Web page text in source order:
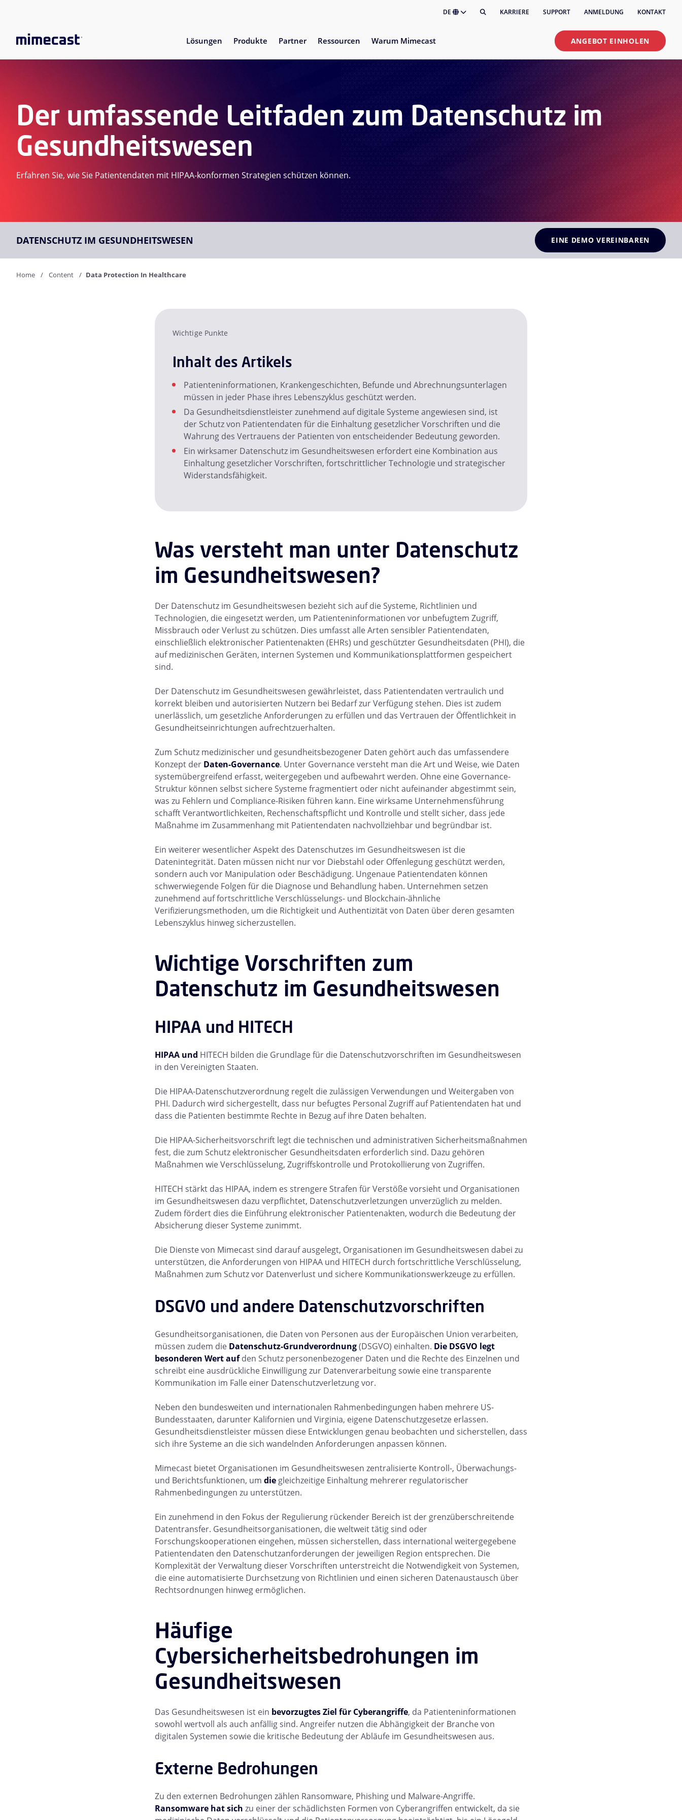
DE KARRIERE SUPPORT ANMELDUNG KONTAKT
Lösungen Produkte Partner Ressourcen Warum Mimecast ANGEBOT EINHOLEN
Der umfassende Leitfaden zum Datenschutz im
Gesundheitswesen
Erfahren Sie, wie Sie Patientendaten mit HIPAA-konformen Strategien schützen können.
DATENSCHUTZ IM GESUNDHEITSWESEN EINE DEMO VEREINBAREN
Home Content Data Protection In Healthcare
Wichtige Punkte
Inhalt des Artikels
Patienteninformationen, Krankengeschichten, Befunde und Abrechnungsunterlagen
müssen in jeder Phase ihres Lebenszyklus geschützt werden.
Da Gesundheitsdienstleister zunehmend auf digitale Systeme angewiesen sind, ist
der Schutz von Patientendaten für die Einhaltung gesetzlicher Vorschriften und die
Wahrung des Vertrauens der Patienten von entscheidender Bedeutung geworden.
Ein wirksamer Datenschutz im Gesundheitswesen erfordert eine Kombination aus
Einhaltung gesetzlicher Vorschriften, fortschrittlicher Technologie und strategischer
Widerstandsfähigkeit.
Was versteht man unter Datenschutz
im Gesundheitswesen?
Der Datenschutz im Gesundheitswesen bezieht sich auf die Systeme, Richtlinien und
Technologien, die eingesetzt werden, um Patienteninformationen vor unbefugtem Zugriff,
Missbrauch oder Verlust zu schützen. Dies umfasst alle Arten sensibler Patientendaten,
einschließlich elektronischer Patientenakten (EHRs) und geschützter Gesundheitsdaten (PHI), die
auf medizinischen Geräten, internen Systemen und Kommunikationsplattformen gespeichert
sind.
Der Datenschutz im Gesundheitswesen gewährleistet, dass Patientendaten vertraulich und
korrekt bleiben und autorisierten Nutzern bei Bedarf zur Verfügung stehen. Dies ist zudem
unerlässlich, um gesetzliche Anforderungen zu erfüllen und das Vertrauen der Öffentlichkeit in
Gesundheitseinrichtungen aufrechtzuerhalten.
Zum Schutz medizinischer und gesundheitsbezogener Daten gehört auch das umfassendere
Konzept der Daten-Governance. Unter Governance versteht man die Art und Weise, wie Daten
systemübergreifend erfasst, weitergegeben und aufbewahrt werden. Ohne eine Governance-
Struktur können selbst sichere Systeme fragmentiert oder nicht aufeinander abgestimmt sein,
was zu Fehlern und Compliance-Risiken führen kann. Eine wirksame Unternehmensführung
schafft Verantwortlichkeiten, Rechenschaftspflicht und Kontrolle und stellt sicher, dass jede
Maßnahme im Zusammenhang mit Patientendaten nachvollziehbar und begründbar ist.
Ein weiterer wesentlicher Aspekt des Datenschutzes im Gesundheitswesen ist die
Datenintegrität. Daten müssen nicht nur vor Diebstahl oder Offenlegung geschützt werden,
sondern auch vor Manipulation oder Beschädigung. Ungenaue Patientendaten können
schwerwiegende Folgen für die Diagnose und Behandlung haben. Unternehmen setzen
zunehmend auf fortschrittliche Verschlüsselungs- und Blockchain-ähnliche
Verifizierungsmethoden, um die Richtigkeit und Authentizität von Daten über deren gesamten
Lebenszyklus hinweg sicherzustellen.
Wichtige Vorschriften zum
Datenschutz im Gesundheitswesen
HIPAA und HITECH
HIPAA und HITECH bilden die Grundlage für die Datenschutzvorschriften im Gesundheitswesen
in den Vereinigten Staaten.
Die HIPAA-Datenschutzverordnung regelt die zulässigen Verwendungen und Weitergaben von
PHI. Dadurch wird sichergestellt, dass nur befugtes Personal Zugriff auf Patientendaten hat und
dass die Patienten bestimmte Rechte in Bezug auf ihre Daten behalten.
Die HIPAA-Sicherheitsvorschrift legt die technischen und administrativen Sicherheitsmaßnahmen
fest, die zum Schutz elektronischer Gesundheitsdaten erforderlich sind. Dazu gehören
Maßnahmen wie Verschlüsselung, Zugriffskontrolle und Protokollierung von Zugriffen.
HITECH stärkt das HIPAA, indem es strengere Strafen für Verstöße vorsieht und Organisationen
im Gesundheitswesen dazu verpflichtet, Datenschutzverletzungen unverzüglich zu melden.
Zudem fördert dies die Einführung elektronischer Patientenakten, wodurch die Bedeutung der
Absicherung dieser Systeme zunimmt.
Die Dienste von Mimecast sind darauf ausgelegt, Organisationen im Gesundheitswesen dabei zu
unterstützen, die Anforderungen von HIPAA und HITECH durch fortschrittliche Verschlüsselung,
Maßnahmen zum Schutz vor Datenverlust und sichere Kommunikationswerkzeuge zu erfüllen.
DSGVO und andere Datenschutzvorschriften
Gesundheitsorganisationen, die Daten von Personen aus der Europäischen Union verarbeiten,
müssen zudem die Datenschutz-Grundverordnung(DSGVO) einhalten. Die DSGVO legt
besonderen Wert aufden Schutz personenbezogener Daten und die Rechte des Einzelnen und
schreibt eine ausdrückliche Einwilligung zur Datenverarbeitung sowie eine transparente
Kommunikation im Falle einer Datenschutzverletzung vor.
Neben den bundesweiten und internationalen Rahmenbedingungen haben mehrere US-
Bundesstaaten, darunter Kalifornien und Virginia, eigene Datenschutzgesetze erlassen.
Gesundheitsdienstleister müssen diese Entwicklungen genau beobachten und sicherstellen, dass
sich ihre Systeme an die sich wandelnden Anforderungen anpassen können.
Mimecast bietet Organisationen im Gesundheitswesen zentralisierte Kontroll-, Überwachungs-
und Berichtsfunktionen, um diegleichzeitige Einhaltung mehrerer regulatorischer
Rahmenbedingungen zu unterstützen.
Ein zunehmend in den Fokus der Regulierung rückender Bereich ist der grenzüberschreitende
Datentransfer. Gesundheitsorganisationen, die weltweit tätig sind oder
Forschungskooperationen eingehen, müssen sicherstellen, dass international weitergegebene
Patientendaten den Datenschutzanforderungen der jeweiligen Region entsprechen. Die
Komplexität der Verwaltung dieser Vorschriften unterstreicht die Notwendigkeit von Systemen,
die eine automatisierte Durchsetzung von Richtlinien und einen sicheren Datenaustausch über
Rechtsordnungen hinweg ermöglichen.
Häufige
Cybersicherheitsbedrohungen im
Gesundheitswesen
Das Gesundheitswesen ist ein bevorzugtes Ziel für Cyberangriffe, da Patienteninformationen
sowohl wertvoll als auch anfällig sind. Angreifer nutzen die Abhängigkeit der Branche von
digitalen Systemen sowie die kritische Bedeutung der Abläufe im Gesundheitswesen aus.
Externe Bedrohungen
Zu den externen Bedrohungen zählen Ransomware, Phishing und Malware-Angriffe.
Ransomware hat sich zu einer der schädlichsten Formen von Cyberangriffen entwickelt, da sie